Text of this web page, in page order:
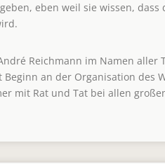
eben weil sie wissen,
Reichmann im Namen aller
Beginn an der Organisation des
mit Rat und Tat bei allen